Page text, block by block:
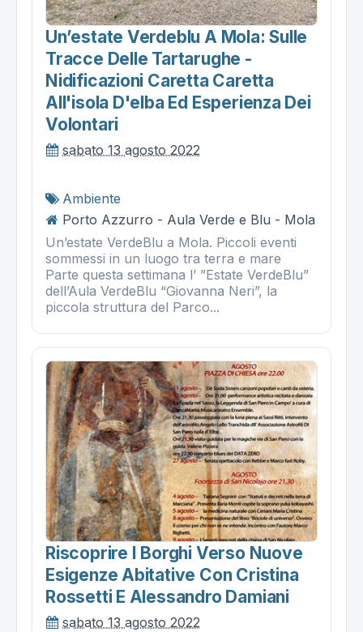
Un’estate Verdeblu A Mola: Sulle
Tracce Delle Tartarughe -
Nidificazioni Caretta Caretta
All'isola D'elba Ed Esperienza Dei
Volontari
sabato 13 agosto 2022
Ambiente
Porto Azzurro - Aula Verde e Blu - Mola
Un’estate VerdeBlu a Mola. Piccoli eventi
sommessi in un luogo tra terra e mare
Parte questa settimana l’ ”Estate VerdeBlu”
dell’Aula VerdeBlu “Giovanna Neri”, la
piccola struttura del Parco...
Riscoprire I Borghi Verso Nuove
Esigenze Abitative Con Cristina
Rossetti E Alessandro Damiani
sabato 13 agosto 2022